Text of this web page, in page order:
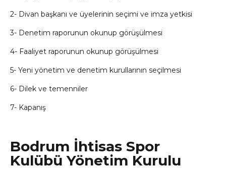
2- Divan başkanı ve üyelerinin seçimi ve imza yetkisi
3- Denetim raporunun okunup görüşülmesi
4- Faaliyet raporunun okunup görüşülmesi
5- Yeni yönetim ve denetim kurullarının seçilmesi
6- Dilek ve temenniler
7- Kapanış
Bodrum İhtisas Spor
Kulübü Yönetim Kurulu